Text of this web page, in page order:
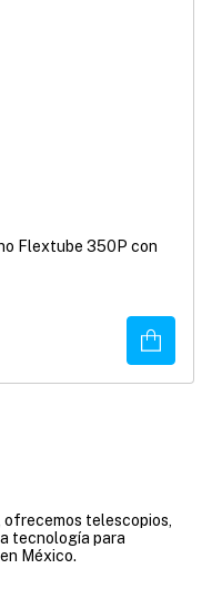
Flextube 350P con
Comprar
ofrecemos telescopios,
tecnología para
México.